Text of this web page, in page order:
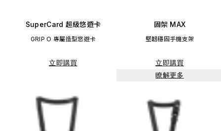
SuperCard 超級悠遊卡
GRIP O 專屬造型悠遊卡
立即購買
固架 MAX
堅韌穩固手機支架
立即購買
瞭解更多